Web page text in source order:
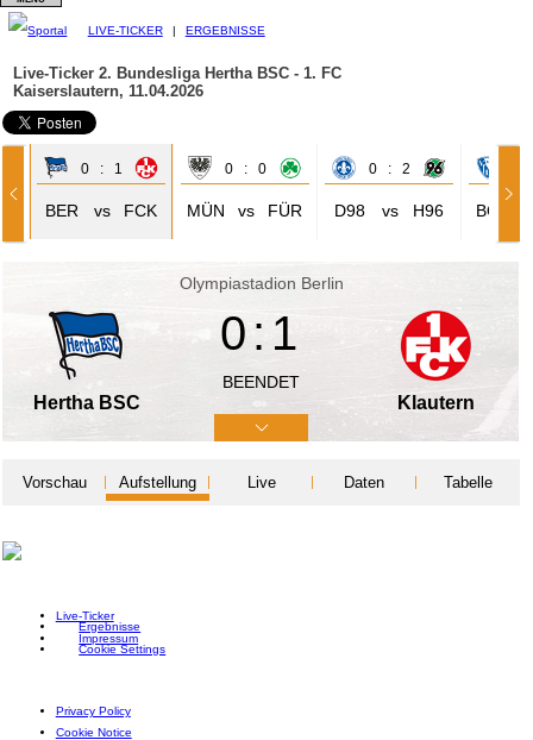
LIVE-TICKER | ERGEBNISSE
Live-Ticker 2. Bundesliga Hertha BSC - 1. FC
Kaiserslautern, 11.04.2026
0 : 1
BER vs FCK
0 : 0
MÜN vs FÜR
0 : 2
D98 vs H96 BOC
Olympiastadion Berlin
Hertha BSC
0:1
BEENDET
Klautern
Vorschau Aufstellung Live Daten Tabelle
Live-Ticker
Ergebnisse
Impressum
Cookie Settings
Privacy Policy
Cookie Notice